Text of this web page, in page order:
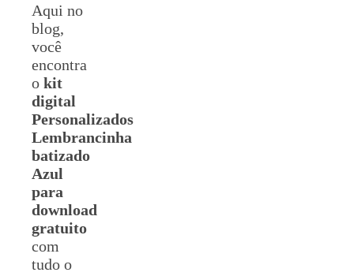
Aqui no
blog,
você
encontra
o kit
digital
Personalizados
Lembrancinha
batizado
Azul
para
download
gratuito
com
tudo o